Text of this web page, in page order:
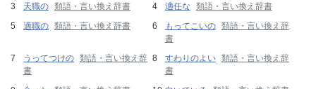
天職の 類語・言い換え辞書 適任な
類語・言い換え辞書
適職の 類語・言い換え辞書 もってこいの 類語・言い換え辞
書
うってつけの 類語・言い換え辞
書
すわりのよい 類語・言い換え辞
書